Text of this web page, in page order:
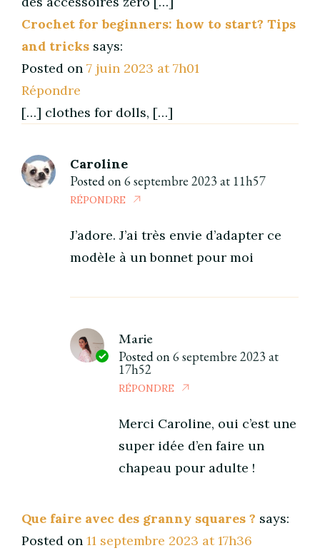
Crochet for beginners: how to start? Tips
and tricks says:
Posted on 7 juin 2023 at 7h01
Répondre
[…] clothes for dolls, […]
Caroline
Posted on 6 septembre 2023 at 11h57
RÉPONDRE
J’adore. J’ai très envie d’adapter ce
modèle à un bonnet pour moi
Marie
Posted on 6 septembre 2023 at
17h52
RÉPONDRE
Merci Caroline, oui c’est une
super idée d’en faire un
chapeau pour adulte !
Que faire avec des granny squares ? says:
Posted on 11 septembre 2023 at 17h36